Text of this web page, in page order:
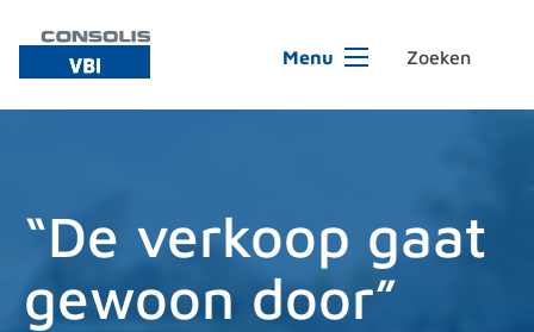
Menu
“De verkoop gaat
gewoon door”